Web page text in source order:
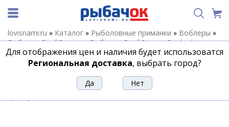
lovisnami.ru » Каталог » Рыболовные приманки » Воблеры »
Воблеры Reef Runner»Воблеры Reef Runner Ripshad»
Воблер REEF RUNNER RIPSHAD 400-14 BG
Воблер REEF RUNNER RIPSHAD 400-14
Для отображения цен и наличия будет использоватся
Региональная доставка, выбрать город?